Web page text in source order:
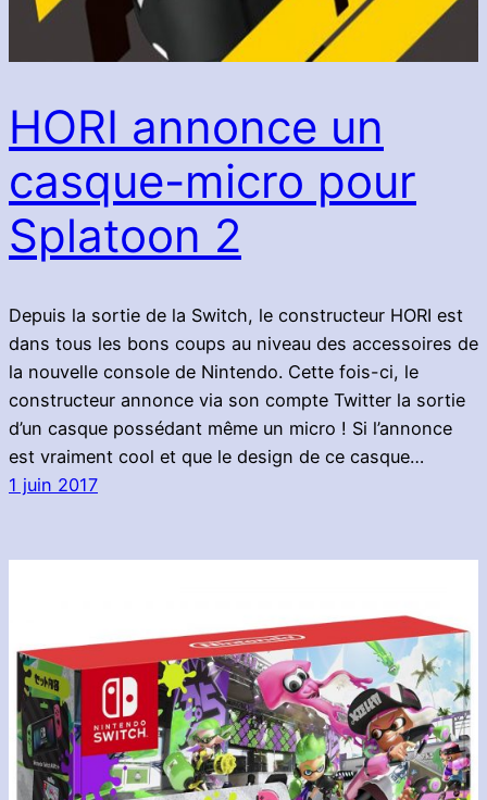
HORI annonce un
casque-micro pour
Splatoon 2
Depuis la sortie de la Switch, le constructeur HORI est
dans tous les bons coups au niveau des accessoires de
la nouvelle console de Nintendo. Cette fois-ci, le
constructeur annonce via son compte Twitter la sortie
d’un casque possédant même un micro ! Si l’annonce
est vraiment cool et que le design de ce casque…
1 juin 2017